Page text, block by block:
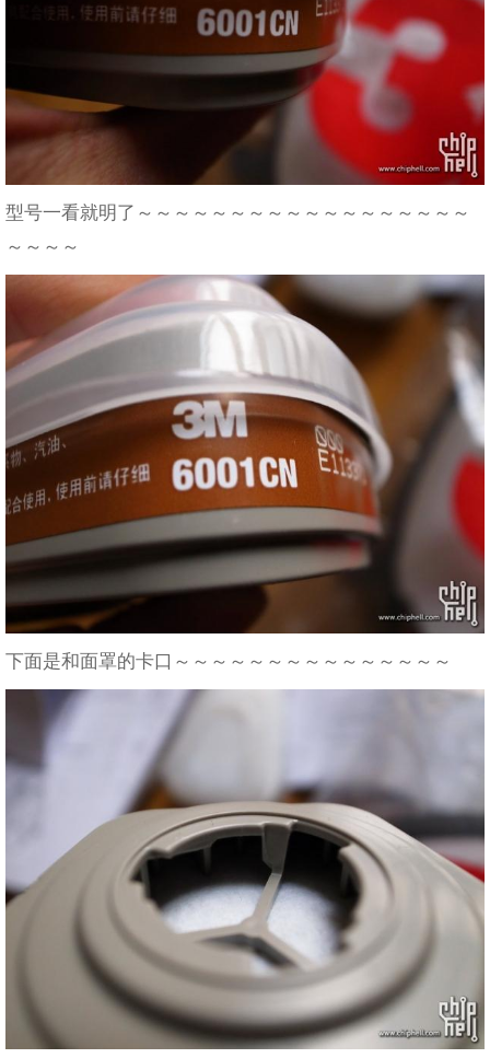
型号一看就明了～～～～～～～～～～～～～～～～～～
～～～～
下面是和面罩的卡口～～～～～～～～～～～～～～～